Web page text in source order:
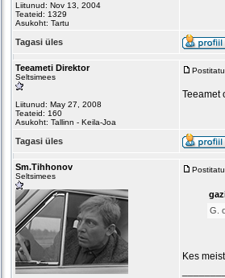
Liitunud: Nov 13, 2004
Teateid: 1329
Asukoht: Tartu
Tagasi üles
Teeameti Direktor
Seltsimees
Liitunud: May 27, 2008
Teateid: 160
Asukoht: Tallinn - Keila-Joa
Teeamet
Tagasi üles
Sm.Tihhonov
Seltsimees
G.
Kes